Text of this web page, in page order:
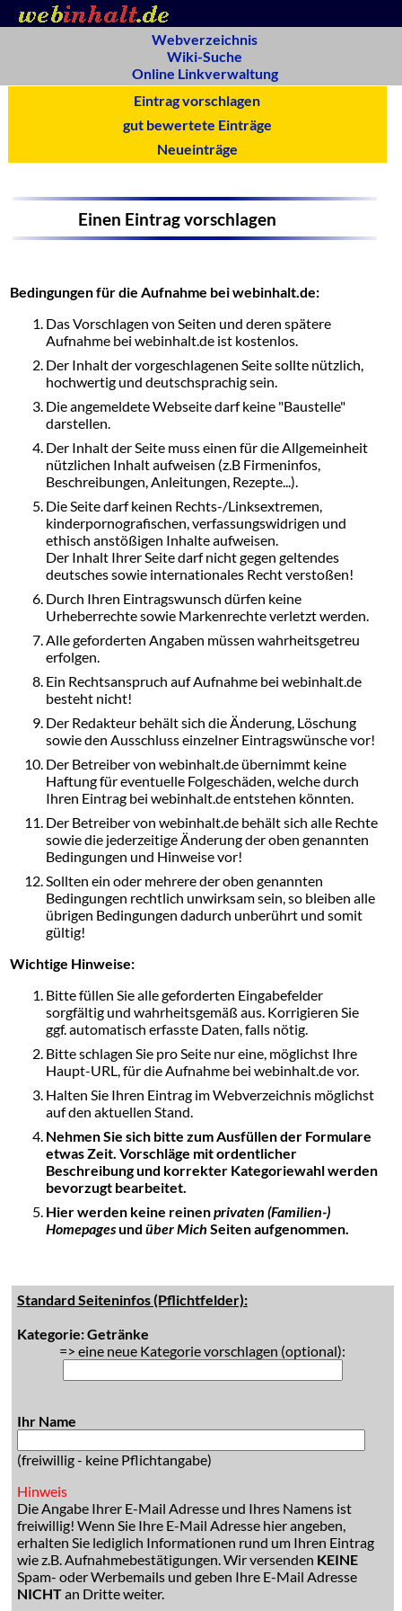
Webverzeichnis
Wiki-Suche
Online Linkverwaltung
Eintrag vorschlagen
gut bewertete Einträge
Neueinträge
Einen Eintrag vorschlagen
Bedingungen für die Aufnahme bei webinhalt.de:
Das Vorschlagen von Seiten und deren spätere
Aufnahme bei webinhalt.de ist kostenlos.
Der Inhalt der vorgeschlagenen Seite sollte nützlich,
hochwertig und deutschsprachig sein.
Die angemeldete Webseite darf keine "Baustelle"
darstellen.
Der Inhalt der Seite muss einen für die Allgemeinheit
nützlichen Inhalt aufweisen (z.B Firmeninfos,
Beschreibungen, Anleitungen, Rezepte...).
Die Seite darf keinen Rechts-/Linksextremen,
kinderpornografischen, verfassungswidrigen und
ethisch anstößigen Inhalte aufweisen.
Der Inhalt Ihrer Seite darf nicht gegen geltendes
deutsches sowie internationales Recht verstoßen!
Durch Ihren Eintragswunsch dürfen keine
Urheberrechte sowie Markenrechte verletzt werden.
Alle geforderten Angaben müssen wahrheitsgetreu
erfolgen.
Ein Rechtsanspruch auf Aufnahme bei webinhalt.de
besteht nicht!
Der Redakteur behält sich die Änderung, Löschung
sowie den Ausschluss einzelner Eintragswünsche vor!
Der Betreiber von webinhalt.de übernimmt keine
Haftung für eventuelle Folgeschäden, welche durch
Ihren Eintrag bei webinhalt.de entstehen könnten.
Der Betreiber von webinhalt.de behält sich alle Rechte
sowie die jederzeitige Änderung der oben genannten
Bedingungen und Hinweise vor!
Sollten ein oder mehrere der oben genannten
Bedingungen rechtlich unwirksam sein, so bleiben alle
übrigen Bedingungen dadurch unberührt und somit
gültig!
Wichtige Hinweise:
Bitte füllen Sie alle geforderten Eingabefelder
sorgfältig und wahrheitsgemäß aus. Korrigieren Sie
ggf. automatisch erfasste Daten, falls nötig.
Bitte schlagen Sie pro Seite nur eine, möglichst Ihre
Haupt-URL, für die Aufnahme bei webinhalt.de vor.
Halten Sie Ihren Eintrag im Webverzeichnis möglichst
auf den aktuellen Stand.
Nehmen Sie sich bitte zum Ausfüllen der Formulare
etwas Zeit. Vorschläge mit ordentlicher
Beschreibung und korrekter Kategoriewahl werden
bevorzugt bearbeitet.
Hier werden keine reinenprivaten (Familien-)
Homepagesund über Mich Seiten aufgenommen.
Standard Seiteninfos (Pflichtfelder):
Kategorie: Getränke
=> eine neue Kategorie vorschlagen (optional):
Ihr Name
(freiwillig - keine Pflichtangabe)
Hinweis
Die Angabe Ihrer E-Mail Adresse und Ihres Namens ist
freiwillig! Wenn Sie Ihre E-Mail Adresse hier angeben,
erhalten Sie lediglich Informationen rund um Ihren Eintrag
wie z.B. Aufnahmebestätigungen. Wir versenden KEINE
Spam- oder Werbemails und geben Ihre E-Mail Adresse
NICHTan Dritte weiter.